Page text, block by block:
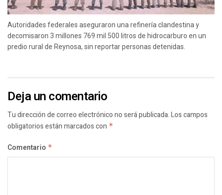
Autoridades federales aseguraron una refinería clandestina y
decomisaron 3 millones 769 mil 500 litros de hidrocarburo en un
predio rural de Reynosa, sin reportar personas detenidas.
Deja un comentario
Tu dirección de correo electrónico no será publicada.Los campos
obligatorios están marcados con *
Comentario *